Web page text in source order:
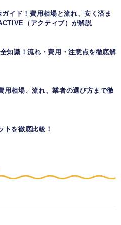
イド！費用相場と流れ、安く済ま
（アクティブ）が解説
知識！流れ・費用・注意点を徹底解
用相場、流れ、業者の選び方まで徹
トを徹底比較！